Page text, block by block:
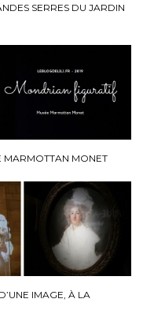
SERRES DU JARDIN
MARMOTTAN MONET
IMAGE, À LA